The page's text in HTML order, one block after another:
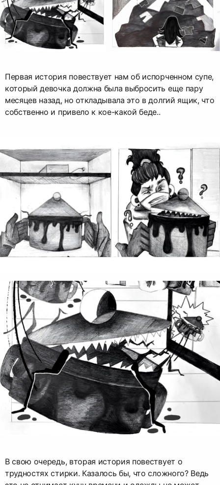
Первая история повествует нам об испорченном супе,
который девочка должна была выбросить еще пару
месяцев назад, но откладывала это в долгий ящик, что
собственно и привело к кое-какой беде..
В свою очередь, вторая история повествует о
трудностях стирки. Казалось бы, что сложного? Ведь